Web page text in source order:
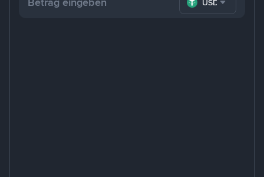
USDT